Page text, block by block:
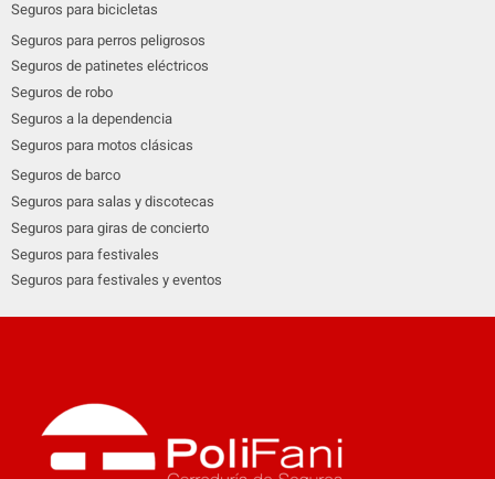
Seguros para bicicletas
Seguros para perros peligrosos
Seguros de patinetes eléctricos
Seguros de robo
Seguros a la dependencia
Seguros para motos clásicas
Seguros de barco
Seguros para salas y discotecas
Seguros para giras de concierto
Seguros para festivales
Seguros para festivales y eventos